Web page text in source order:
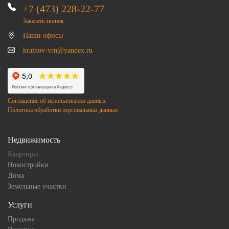
+7 (473) 228-22-77
Заказать звонок
Наши офисы
krainov-vrn@yandex.ru
Соглашение об использовании данных
Политика обработки персональныз данных
Недвижимость
Квартиры
Новостройки
Дома
Земельные участки
Услуги
Продажа